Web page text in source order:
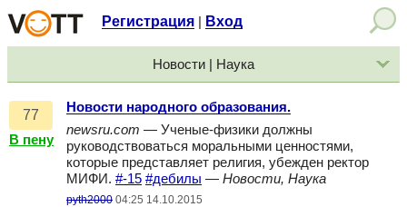
Регистрация Вход
Новости | Наука
77
В пену
Новости народного образования.
newsru.com — Ученые-физики должны
руководствоваться моральными ценностями,
которые представляет религия, убежден ректор
МИФИ. #-15 #дебилы — Новости, Наука
pyth2000 04:25 14.10.2015